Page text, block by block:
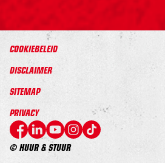
© HUUR & STUUR
COOKIEBELEID
DISCLAIMER
SITEMAP
PRIVACY